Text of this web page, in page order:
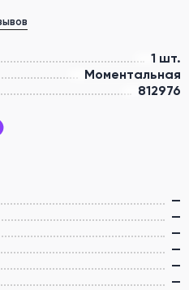
1 шт.
Моментальная
812976
—
—
—
—
—
—